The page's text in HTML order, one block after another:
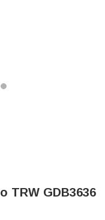
TRW GDB3636